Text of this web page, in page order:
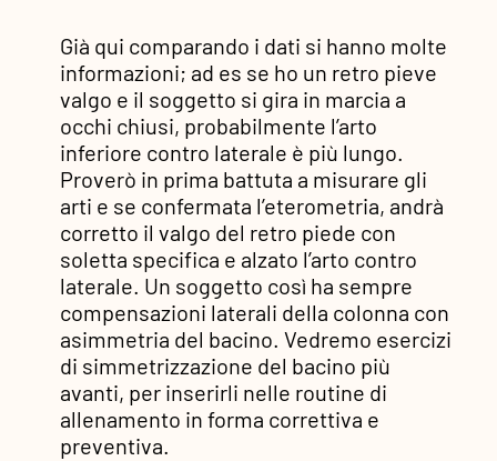
Già qui comparando i dati si hanno molte
informazioni; ad es se ho un retro pieve
valgo e il soggetto si gira in marcia a
occhi chiusi, probabilmente l’arto
inferiore contro laterale è più lungo.
Proverò in prima battuta a misurare gli
arti e se confermata l’eterometria, andrà
corretto il valgo del retro piede con
soletta specifica e alzato l’arto contro
laterale. Un soggetto così ha sempre
compensazioni laterali della colonna con
asimmetria del bacino. Vedremo esercizi
di simmetrizzazione del bacino più
avanti, per inserirli nelle routine di
allenamento in forma correttiva e
preventiva.